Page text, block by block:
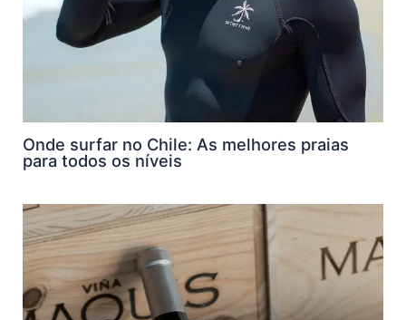
Onde surfar no Chile: As melhores praias
para todos os níveis